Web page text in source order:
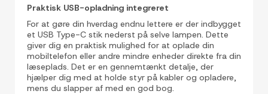
Praktisk USB-opladning integreret
For at gøre din hverdag endnu lettere er der indbygget
et USB Type-C stik nederst på selve lampen. Dette
giver dig en praktisk mulighed for at oplade din
mobiltelefon eller andre mindre enheder direkte fra din
læseplads. Det er en gennemtænkt detalje, der
hjælper dig med at holde styr på kabler og opladere,
mens du slapper af med en god bog.